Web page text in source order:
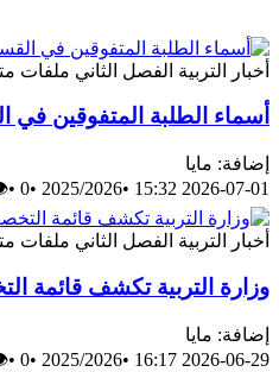
أخبار التربية الفصل الثاني ملفات
أسماء الطلبة المتفوقين في
إضافة: مايا
2026-07-01 15:32
•
2025/2026
•
0
•
أخبار التربية الفصل الثاني ملفات
وزارة التربية تكشف قائمة
إضافة: مايا
2026-06-29 16:17
•
2025/2026
•
0
•